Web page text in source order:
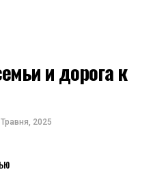
и дорога к
2025